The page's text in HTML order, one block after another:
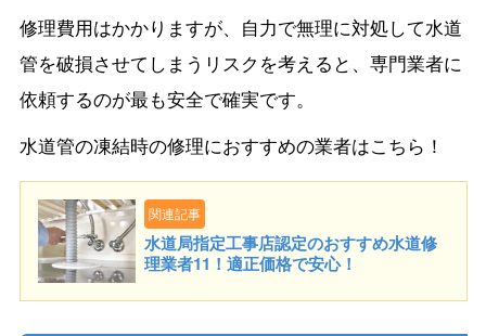
修理費用はかかりますが、自力で無理に対処して水道
管を破損させてしまうリスクを考えると、専門業者に
依頼するのが最も安全で確実です。
水道管の凍結時の修理におすすめの業者はこちら！
関連記事
水道局指定工事店認定のおすすめ水道修
理業者11！適正価格で安心！